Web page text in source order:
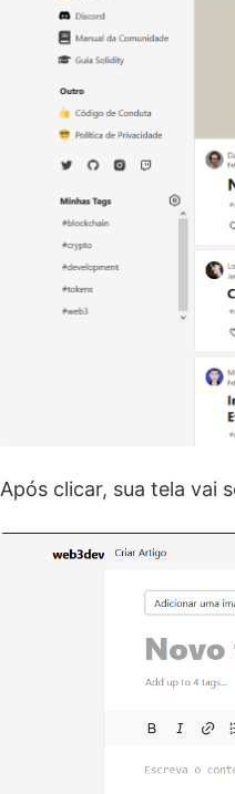
Após clicar, sua tela vai